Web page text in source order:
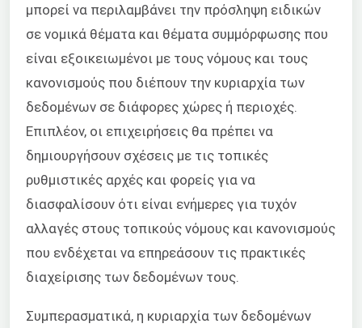
μπορεί να περιλαμβάνει την πρόσληψη ειδικών
σε νομικά θέματα και θέματα συμμόρφωσης που
είναι εξοικειωμένοι με τους νόμους και τους
κανονισμούς που διέπουν την κυριαρχία των
δεδομένων σε διάφορες χώρες ή περιοχές.
Επιπλέον, οι επιχειρήσεις θα πρέπει να
δημιουργήσουν σχέσεις με τις τοπικές
ρυθμιστικές αρχές και φορείς για να
διασφαλίσουν ότι είναι ενήμερες για τυχόν
αλλαγές στους τοπικούς νόμους και κανονισμούς
που ενδέχεται να επηρεάσουν τις πρακτικές
διαχείρισης των δεδομένων τους.
Συμπερασματικά, η κυριαρχία των δεδομένων